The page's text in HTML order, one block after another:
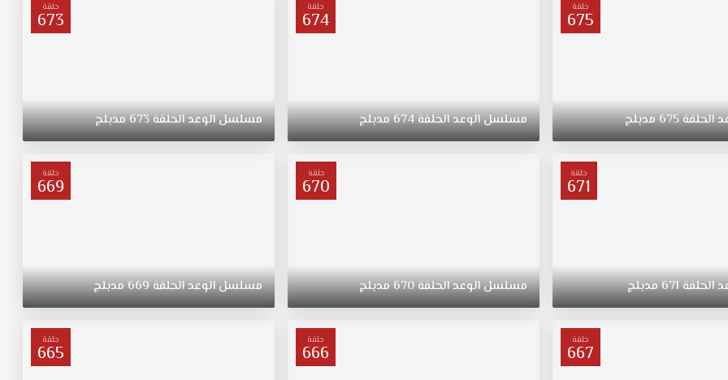
حلقة
675
الحلقة675مدبلج
حلقة
674
مسلسلالوعدالحلقة674مدبلج
حلقة
673
مسلسلالوعدالحلقة673مدبلج
حلقة
671
الحلقة671مدبلج
حلقة
670
مسلسلالوعدالحلقة670مدبلج
حلقة
669
مسلسلالوعدالحلقة669مدبلج
حلقة
667
حلقة
666
حلقة
665